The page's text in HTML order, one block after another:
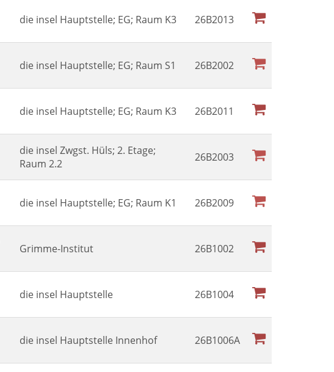
die insel Hauptstelle; EG; Raum K3 26B2013
die insel Hauptstelle; EG; Raum S1 26B2002
die insel Hauptstelle; EG; Raum K3 26B2011
die insel Zwgst. Hüls; 2. Etage;
Raum 2.2
26B2003
die insel Hauptstelle; EG; Raum K1 26B2009
Grimme-Institut 26B1002
die insel Hauptstelle 26B1004
die insel Hauptstelle Innenhof 26B1006A